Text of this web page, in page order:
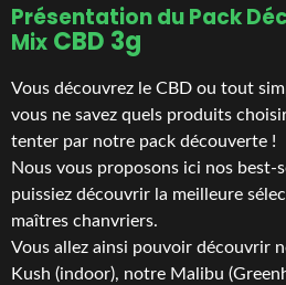
Présentation du Pack
Mix CBD 3g
Vous découvrez le CBD ou tout
vous ne savez quels produits
tenter par notre pack découverte !
Nous vous proposons ici nos best-
puissiez découvrir la meilleure
maîtres chanvriers.
Vous allez ainsi pouvoir découvrir
Kush (indoor), notre Malibu